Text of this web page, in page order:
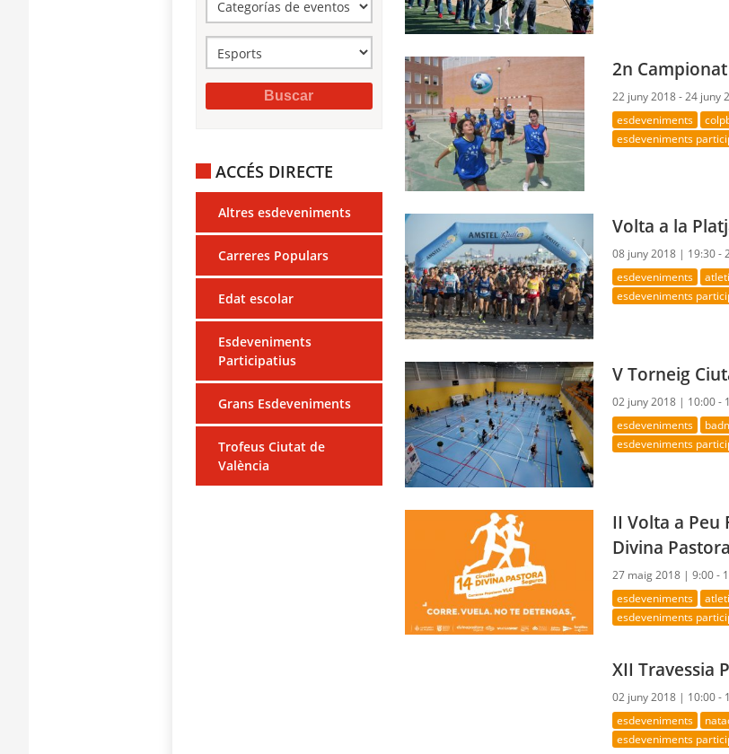
ACCÉS DIRECTE
Altres esdeveniments
Carreres Populars
Edat escolar
Esdeveniments
Participatius
Grans Esdeveniments
Trofeus Ciutat de
València
2n
22 juny 2018 - 24 juny
esdeveniments
esdeveniments
Volta a la
08 juny 2018 | 19:30 -
esdeveniments
esdeveniments
V Torneig
02 juny 2018 | 10:00 -
esdeveniments
esdeveniments
II Volta a Peu
Divina
27 maig 2018 |9:00 -
esdeveniments
esdeveniments
XII Travessia
02 juny 2018 | 10:00 -
esdeveniments
esdeveniments